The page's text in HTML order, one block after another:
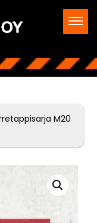
M20